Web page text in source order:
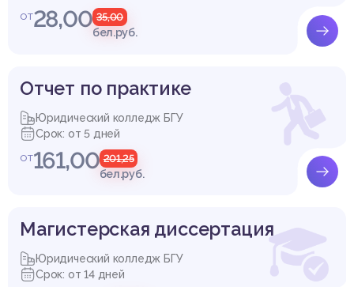
от28,00 35,00
бел.руб.
Отчет по практике
Юридический колледж БГУ
Срок: от 5 дней
от161,00 201,25
бел.руб.
Магистерская диссертация
Юридический колледж БГУ
Срок: от 14 дней